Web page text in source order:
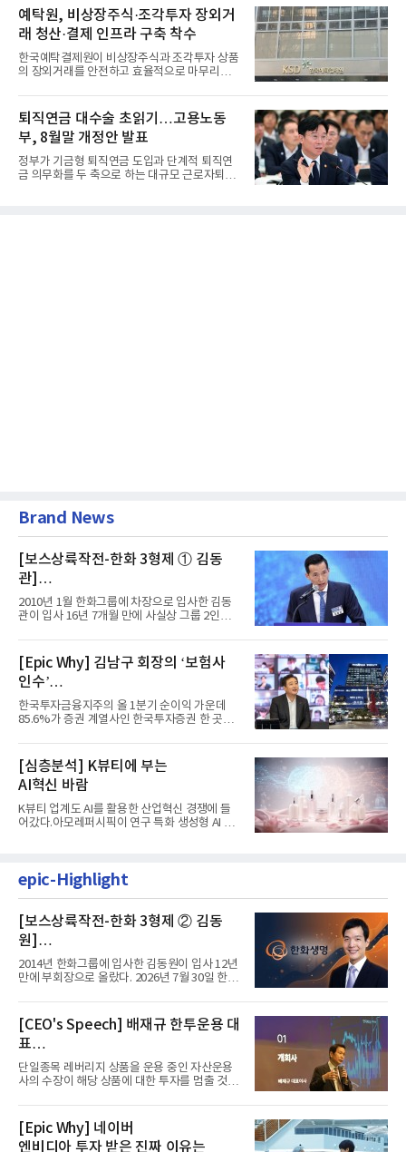
예탁원, 비상장주식·조각투자 장외거
래 청산·결제 인프라 구축 착수
한국예탁결제원이 비상장주식과 조각투자 상품
의 장외거래를 안전하고 효율적으로 마무리하기
퇴직연금 대수술 초읽기…고용노동
부, 8월말 개정안 발표
정부가 기금형 퇴직연금 도입과 단계적 퇴직연
금 의무화를 두 축으로 하는 대규모 근로자퇴직
Brand News
[보스상륙작전-한화 3형제 ① 김동
관]
입사 16년 만에 수석부회장 … 경영승
계 ‘초읽기’
2010년 1월 한화그룹에 차장으로 입사한 김동
관이 입사 16년 7개월 만에 사실상 그룹 2인자
[Epic Why] 김남구 회장의 ‘보험사
인수’
발걸음이 신중해진 배경은?
한국투자금융지주의 올 1분기 순이익 가운데
85.6%가 증권 계열사인 한국투자증권 한 곳에
[심층분석] K뷰티에 부는
AI혁신 바람
K뷰티 업계도 AI를 활용한 산업혁신 경쟁에 들
어갔다.아모레퍼시픽이 연구 특화 생성형 AI 플
epic-Highlight
[보스상륙작전-한화 3형제 ② 김동
원]
입사 12년 만에 금융계열 수장 등극
2014년 한화그룹에 입사한 김동원이 입사 12년
만에 부회장으로 올랐다. 2026년 7월 30일 한화
[CEO's Speech] 배재규 한투운용 대
표
“개별종목 레버리지 투자 지금이라도
멈춰라”
단일종목 레버리지 상품을 운용 중인 자산운용
사의 수장이 해당 상품에 대한 투자를 멈출 것을
[Epic Why] 네이버
엔비디아 투자 받은 진짜 이유는